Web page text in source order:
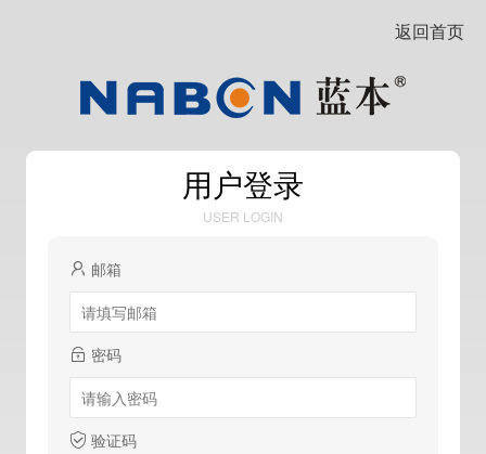
返回首页
用户登录
USER LOGIN
邮箱
密码
验证码